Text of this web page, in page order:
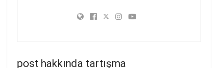
post hakkında tartışma